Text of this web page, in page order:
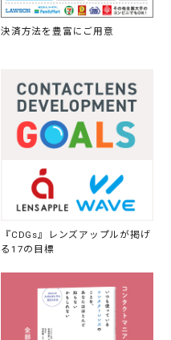
決済方法を豊富にご用意
『CDGs』レンズアップルが掲げ
る17の目標